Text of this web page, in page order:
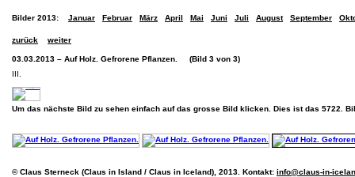
Bilder 2013: Januar Februar März April Mai Juni Juli August September
zurück weiter
03.03.2013 – Auf Holz. Gefrorene Pflanzen. (Bild 3 von 3)
III.
Um das nächste Bild zu sehen einfach auf das grosse Bild klicken. Dies ist das 5722.
© Claus Sterneck (Claus in Island / Claus in Iceland), 2013. Kontakt: info@claus-in-